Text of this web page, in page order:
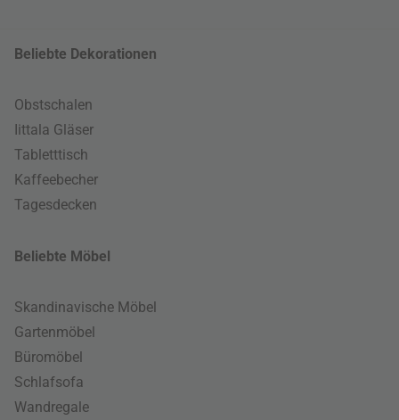
Beliebte Dekorationen
Obstschalen
Iittala Gläser
Tabletttisch
Kaffeebecher
Tagesdecken
Beliebte Möbel
Skandinavische Möbel
Gartenmöbel
Büromöbel
Schlafsofa
Wandregale